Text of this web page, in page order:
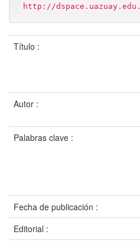
http://
Título :
Autor :
Palabras clave :
Fecha de publicación :
Editorial :